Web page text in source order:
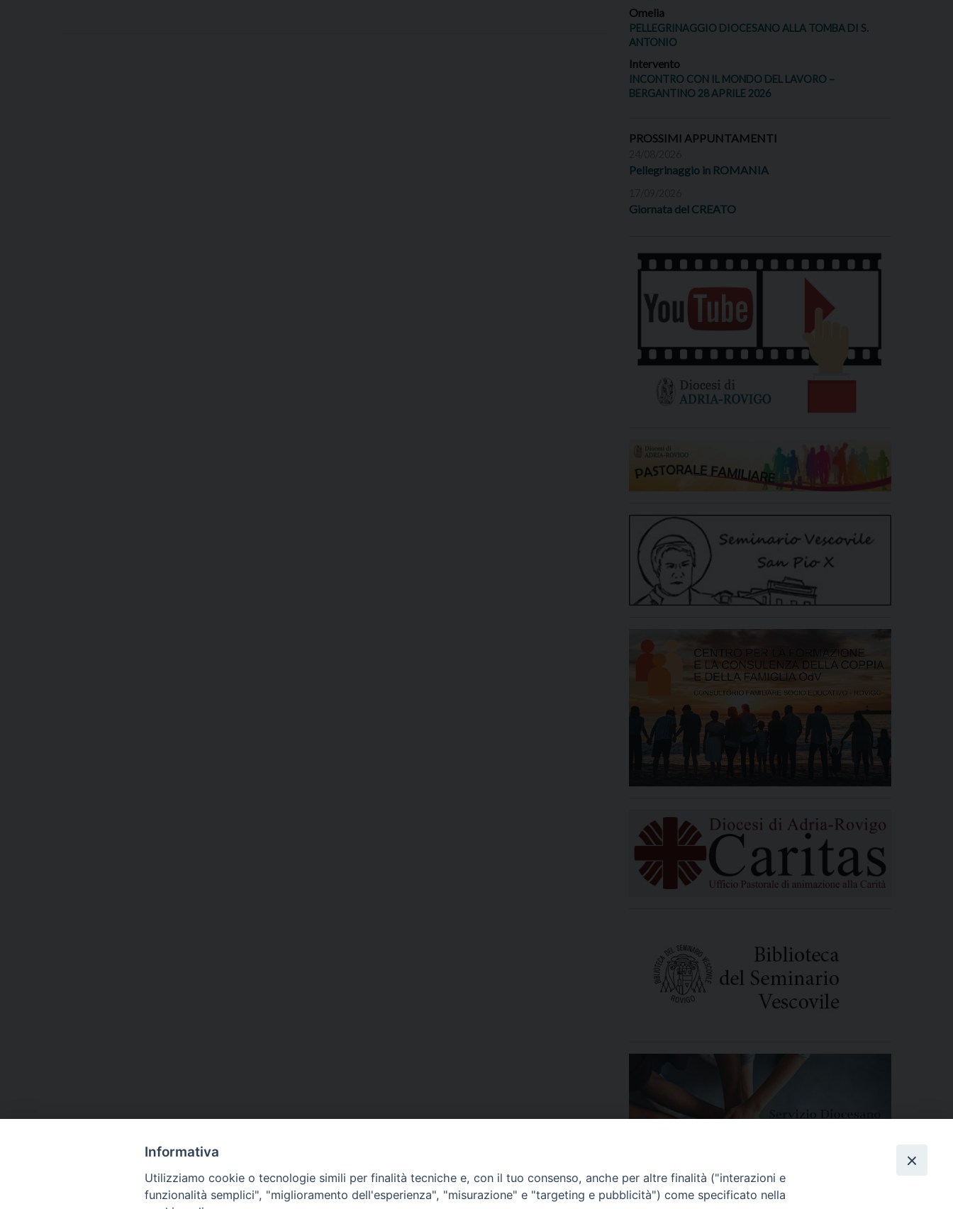
Omelia
PELLEGRINAGGIO DIOCESANO ALLA TOMBA DI S.
ANTONIO
Intervento
INCONTRO CON IL MONDO DEL LAVORO –
BERGANTINO 28 APRILE 2026
PROSSIMI APPUNTAMENTI
Pellegrinaggio in ROMANIA
Giornata del CREATO
Informativa
Utilizziamo cookie o tecnologie simili per finalità tecniche e, con il tuo consenso, anche per altre finalità ("interazioni e
funzionalità semplici", "miglioramento dell'esperienza", "misurazione" e "targeting e pubblicità") come specificato nella